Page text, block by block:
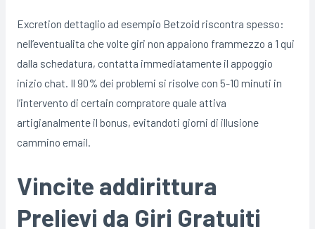
Excretion dettaglio ad esempio Betzoid riscontra spesso:
nell’eventualita che volte giri non appaiono frammezzo a 1 qui
dalla schedatura, contatta immediatamente il appoggio
inizio chat. Il 90% dei problemi si risolve con 5-10 minuti in
l’intervento di certain compratore quale attiva
artigianalmente il bonus, evitandoti giorni di illusione
cammino email.
Vincite addirittura
Prelievi da Giri Gratuiti